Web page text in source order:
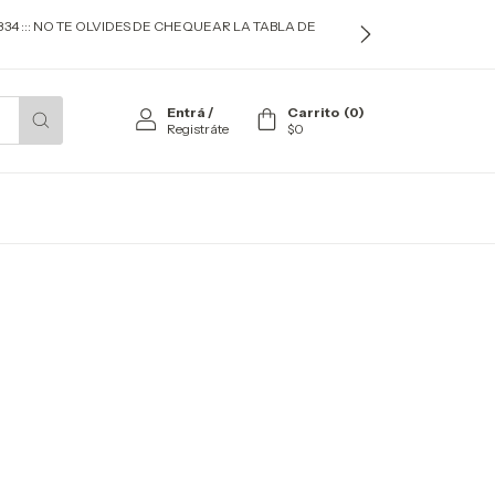
::: NO TE OLVIDES DE CHEQUEAR LA TABLA DE
Entrá /
Registráte
Carrito (0)
$0